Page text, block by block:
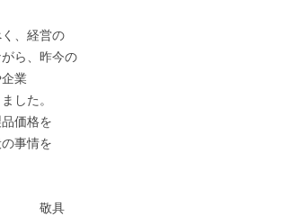
、経営の
ら、昨今の
業
した。
価格を
事情を